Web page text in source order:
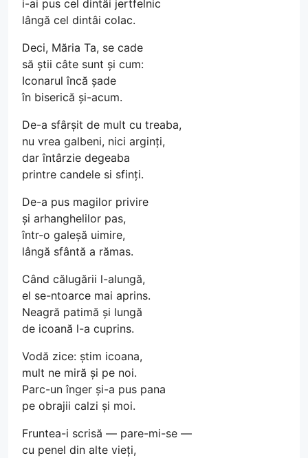
i-ai pus cel dintâi jertfelnic
lângă cel dintâi colac.
Deci, Măria Ta, se cade
să știi câte sunt și cum:
Iconarul încă șade
în biserică și-acum.
De-a sfârșit de mult cu treaba,
nu vrea galbeni, nici arginți,
dar întârzie degeaba
printre candele si sfinți.
De-a pus magilor privire
și arhanghelilor pas,
într-o galeșă uimire,
lângă sfântă a rămas.
Când călugării l-alungă,
el se-ntoarce mai aprins.
Neagră patimă și lungă
de icoană l-a cuprins.
Vodă zice: știm icoana,
mult ne miră și pe noi.
Parc-un înger și-a pus pana
pe obrajii calzi și moi.
Fruntea-i scrisă — pare-mi-se —
cu penel din alte vieți,